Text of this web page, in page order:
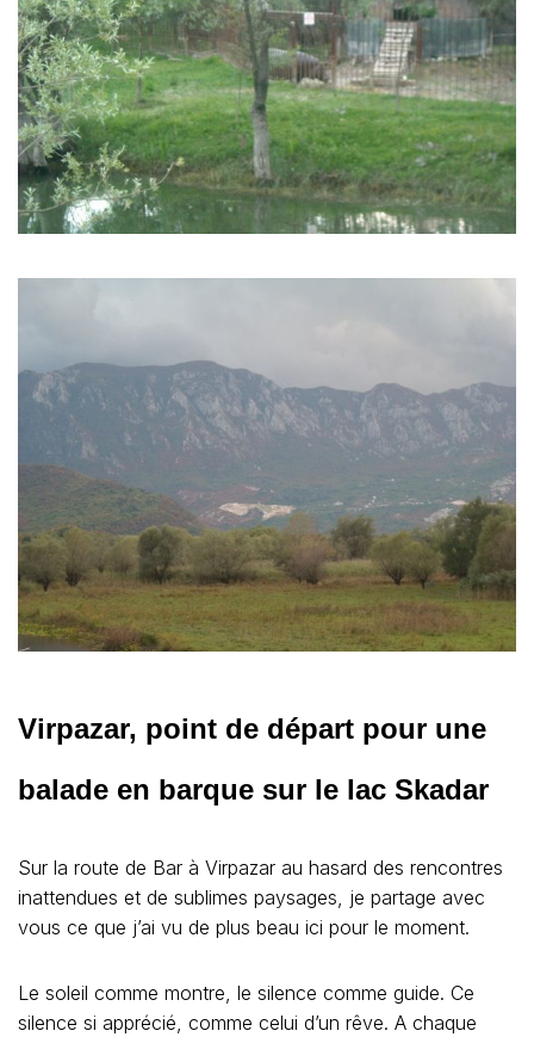
Virpazar, point de départ pour une
balade en barque sur le lac Skadar
Sur la route de Bar à Virpazar au hasard des rencontres
inattendues et de sublimes paysages, je partage avec
vous ce que j’ai vu de plus beau ici pour le moment.
Le soleil comme montre, le silence comme guide. Ce
silence si apprécié, comme celui d’un rêve. A chaque